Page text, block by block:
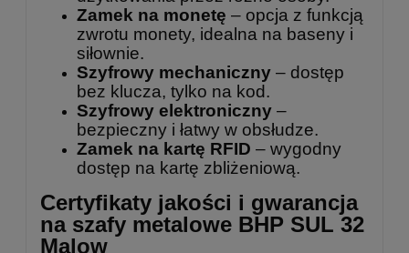
Zamek na monetę – opcja z funkcją
zwrotu monety, idealna na baseny i
siłownie.
Szyfrowy mechaniczny – dostęp
bez klucza, tylko na kod.
Szyfrowy elektroniczny –
bezpieczny i łatwy w obsłudze.
Zamek na kartę RFID – wygodny
dostęp na kartę zbliżeniową.
Certyfikaty jakości i gwarancja
na szafy metalowe BHP SUL 32
Malow